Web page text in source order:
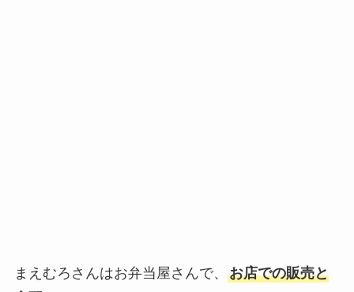
まえむろさんはお弁当屋さんで、 お店での販売と